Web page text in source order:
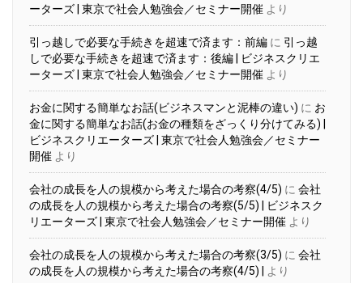
ーターズ | 東京で社会人勉強会／セミナー開催 より
引っ越しで必要な手続きを超速で済ます：前編 に 引っ越
しで必要な手続きを超速で済ます：後編 | ビジネスクリエ
ーターズ | 東京で社会人勉強会／セミナー開催 より
お金に関する簡単なお話(ビジネスマンと泥棒の違い) に お
金に関する簡単なお話(お金の種類をざっくり分けてみる) |
ビジネスクリエーターズ | 東京で社会人勉強会／セミナー
開催 より
会社の成長を人の規模から考えた場合の考察(4/5) に 会社
の成長を人の規模から考えた場合の考察(5/5) | ビジネスク
リエーターズ | 東京で社会人勉強会／セミナー開催 より
会社の成長を人の規模から考えた場合の考察(3/5) に 会社
の成長を人の規模から考えた場合の考察(4/5) |
より